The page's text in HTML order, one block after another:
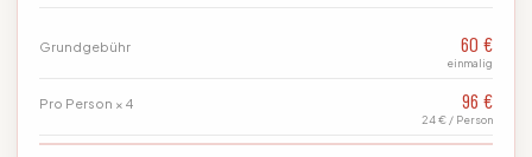
Grundgebühr 60 €
einmalig
Pro Person × 4 96 €
24 € / Person